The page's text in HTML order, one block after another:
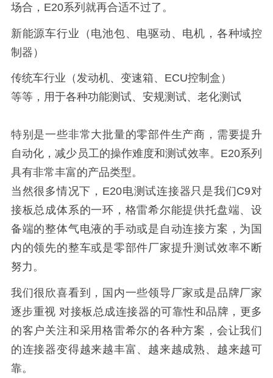
场合，E20系列就再合适不过了。
新能源车行业（电池包、电驱动、电机，各种域控
制器）
传统车行业（发动机、变速箱、ECU控制盒）
等等，用于各种功能测试、安规测试、老化测试
特别是一些非常大批量的零部件生产商，需要提升
自动化，减少员工的操作难度和测试效率。E20系列
具有非常丰富的产品类型。
当然很多情况下，E20电测试连接器只是我们C9对
接板总成体系的一环，格雷希尔能提供托盘端、设
备端的整体气电液的手动或是自动连接方案，为国
内的领先的整车或是零部件厂家提升测试效率不断
努力。
我们很欣喜看到，国内一些领导厂家或是品牌厂家
逐步重视 对接板总成连接器的可靠性和品牌，更多
的客户关注和采用格雷希尔的各种方案，会让我们
的连接器变得越来越丰富、越来越成熟、越来越可
靠。